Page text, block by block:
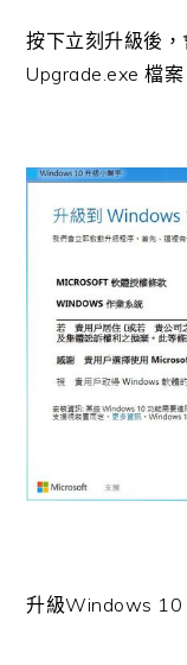
按下立刻升級後
Upgrade.exe 檔
升級Windows 10